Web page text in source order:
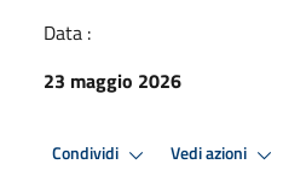
Data :
23 maggio 2026
Condividi Vedi azioni